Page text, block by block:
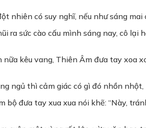
nhiên có suy nghĩ, nếu như sáng
ra sức cào cấu mình sáng nay, cô
nữa kêu vang, Thiên Âm đưa tay xoa
ngủ thì cảm giác có gì đó nhồn
bộ đưa tay xua xua nói khẽ: “Này,